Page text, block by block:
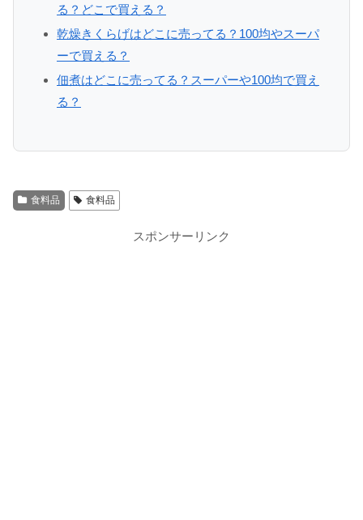
る？どこで買える？
乾燥きくらげはどこに売ってる？100均やスーパ
ーで買える？
佃煮はどこに売ってる？スーパーや100均で買え
る？
食料品 食料品
スポンサーリンク